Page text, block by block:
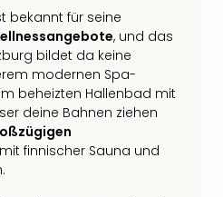
bekannt für seine
, und das
bildet da keine
modernen Spa-
beheizten Hallenbad mit
deine Bahnen ziehen
mit finnischer Sauna und